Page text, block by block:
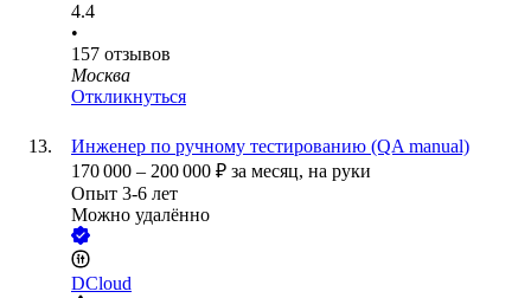
4.4
•
157 отзывов
Москва
Откликнуться
Инженер по ручному тестированию (QA manual)
170 000 – 200 000 ₽ за месяц, на руки
Опыт 3-6 лет
Можно удалённо
DCloud